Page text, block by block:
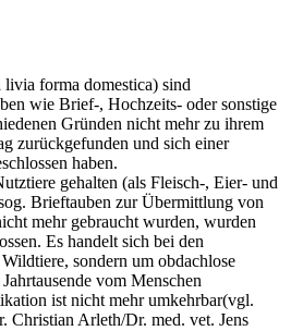
livia forma domestica) sind
wie Brief-, Hochzeits- oder sonstige
Gründen nicht mehr zu ihrem
zurückgefunden und sich einer
haben.
gehalten (als Fleisch-, Eier- und
Brieftauben zur Übermittlung von
mehr gebraucht wurden, wurden
Es handelt sich bei den
sondern um obdachlose
vom Menschen
ist nicht mehr umkehrbar(vgl.
Christian Arleth/Dr. med. vet. Jens